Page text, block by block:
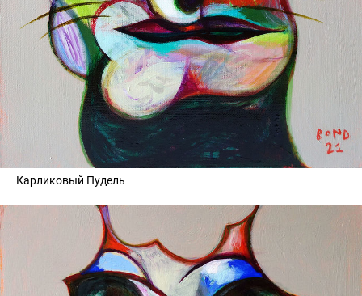
Карликовый Пудель